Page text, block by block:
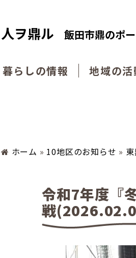
人ヲ鼎ル 飯田市鼎のポ
暮らしの情報 地域の活
ホーム » 10地区のお知らせ »
令和7年度『
戦